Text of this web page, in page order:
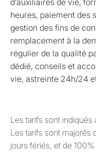
d’auxiliaires de vie,
heures, paiement des
gestion des fins de
remplacement à la
régulier de la qualité
dédié, conseils et
vie, astreinte 24h/24
Les tarifs sont
Les tarifs sont majorés
jours fériés, et de 100%